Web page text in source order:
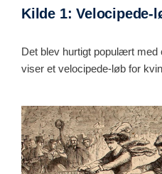
Kilde 1: Velocipede-
Det blev hurtigt populært med
viser et velocipede-løb for